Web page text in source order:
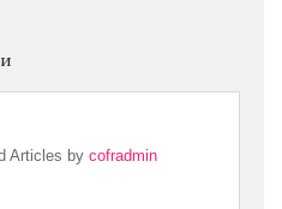
Articles by cofradmin